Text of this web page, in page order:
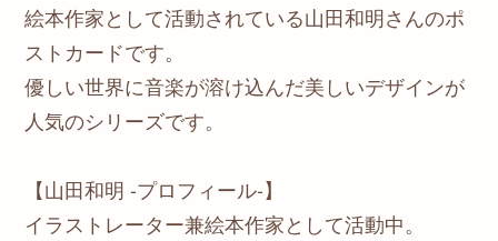
絵本作家として活動されている山田和明さんのポ
ストカードです。
優しい世界に音楽が溶け込んだ美しいデザインが
人気のシリーズです。
【山田和明 -プロフィール-】
イラストレーター兼絵本作家として活動中。